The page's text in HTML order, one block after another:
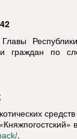
граждан по
.